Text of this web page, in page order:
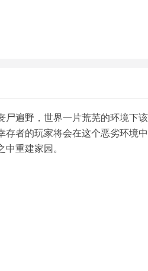
尸遍野，世界一片荒芜的环境下
存者的玩家将会在这个恶劣环境
中重建家园。